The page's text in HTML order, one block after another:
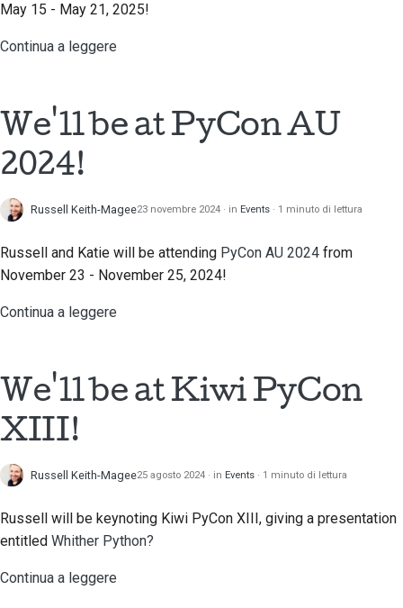
May 15 - May 21, 2025!
Continua a leggere
We'll be at PyCon AU
2024!
Russell Keith-Magee23 novembre 2024 in Events 1 minuto di lettura
Russell and Katie will be attending PyCon AU 2024 from
November 23 - November 25, 2024!
Continua a leggere
We'll be at Kiwi PyCon
XIII!
Russell Keith-Magee25 agosto 2024 in Events 1 minuto di lettura
Russell will be keynoting Kiwi PyCon XIII, giving a presentation
entitled Whither Python?
Continua a leggere